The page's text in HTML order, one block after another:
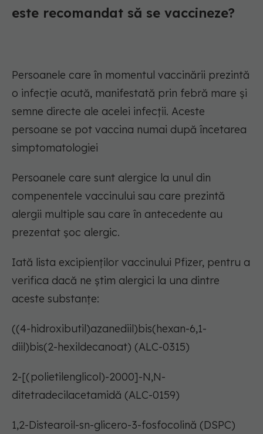
este recomandat să se vaccineze?
Persoanele care în momentul vaccinării prezintă
o infecție acută, manifestată prin febră mare și
semne directe ale acelei infecții. Aceste
persoane se pot vaccina numai după încetarea
simptomatologiei
Persoanele care sunt alergice la unul din
compenentele vaccinului sau care prezintă
alergii multiple sau care în antecedente au
prezentat șoc alergic.
Iată lista excipienților vaccinului Pfizer, pentru a
verifica dacă ne știm alergici la una dintre
aceste substanțe:
((4-hidroxibutil)azanediil)bis(hexan-6,1-
diil)bis(2-hexildecanoat) (ALC-0315)
2-[(polietilenglicol)-2000]-N,N-
ditetradecilacetamidă (ALC-0159)
1,2-Distearoil-sn-glicero-3-fosfocolină (DSPC)